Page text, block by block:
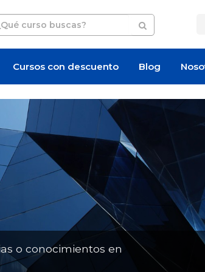
Cursos con descuento Blog
o conocimientos en